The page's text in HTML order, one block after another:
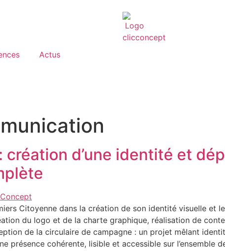
Actus
création d’une identité et
Citoyenne dans la création de son identité visuelle et
du logo et de la charte graphique, réalisation de
de la circulaire de campagne : un projet mêlant
présence cohérente, lisible et accessible sur l’ensemble